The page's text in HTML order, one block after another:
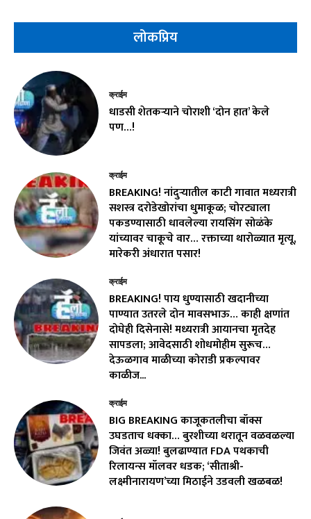
लोकप्रिय
क्राईम
धाडसी शेतकऱ्याने चोराशी ‘दोन हात’ केले
पण…!
क्राईम
BREAKING! नांदुऱ्यातील काटी गावात मध्यरात्री
सशस्त्र दरोडेखोरांचा धुमाकूळ; चोरट्याला
पकडण्यासाठी धावलेल्या रायसिंग सोळंके
यांच्यावर चाकूचे वार… रक्ताच्या थारोळ्यात मृत्यू,
मारेकरी अंधारात पसार!
क्राईम
BREAKING! पाय धुण्यासाठी खदानीच्या
पाण्यात उतरले दोन मावसभाऊ… काही क्षणांत
दोघेही दिसेनासे! मध्यरात्री आयानचा मृतदेह
सापडला; आवेदसाठी शोधमोहीम सुरूच…
देऊळगाव माळीच्या कोराडी प्रकल्पावर
काळीज...
क्राईम
BIG BREAKING काजूकतलीचा बॉक्स
उघडताच धक्का… बुरशीच्या थरातून वळवळल्या
जिवंत अळ्या! बुलढाण्यात FDA पथकाची
रिलायन्स मॉलवर धडक; ‘सीताश्री-
लक्ष्मीनारायण’च्या मिठाईने उडवली खळबळ!